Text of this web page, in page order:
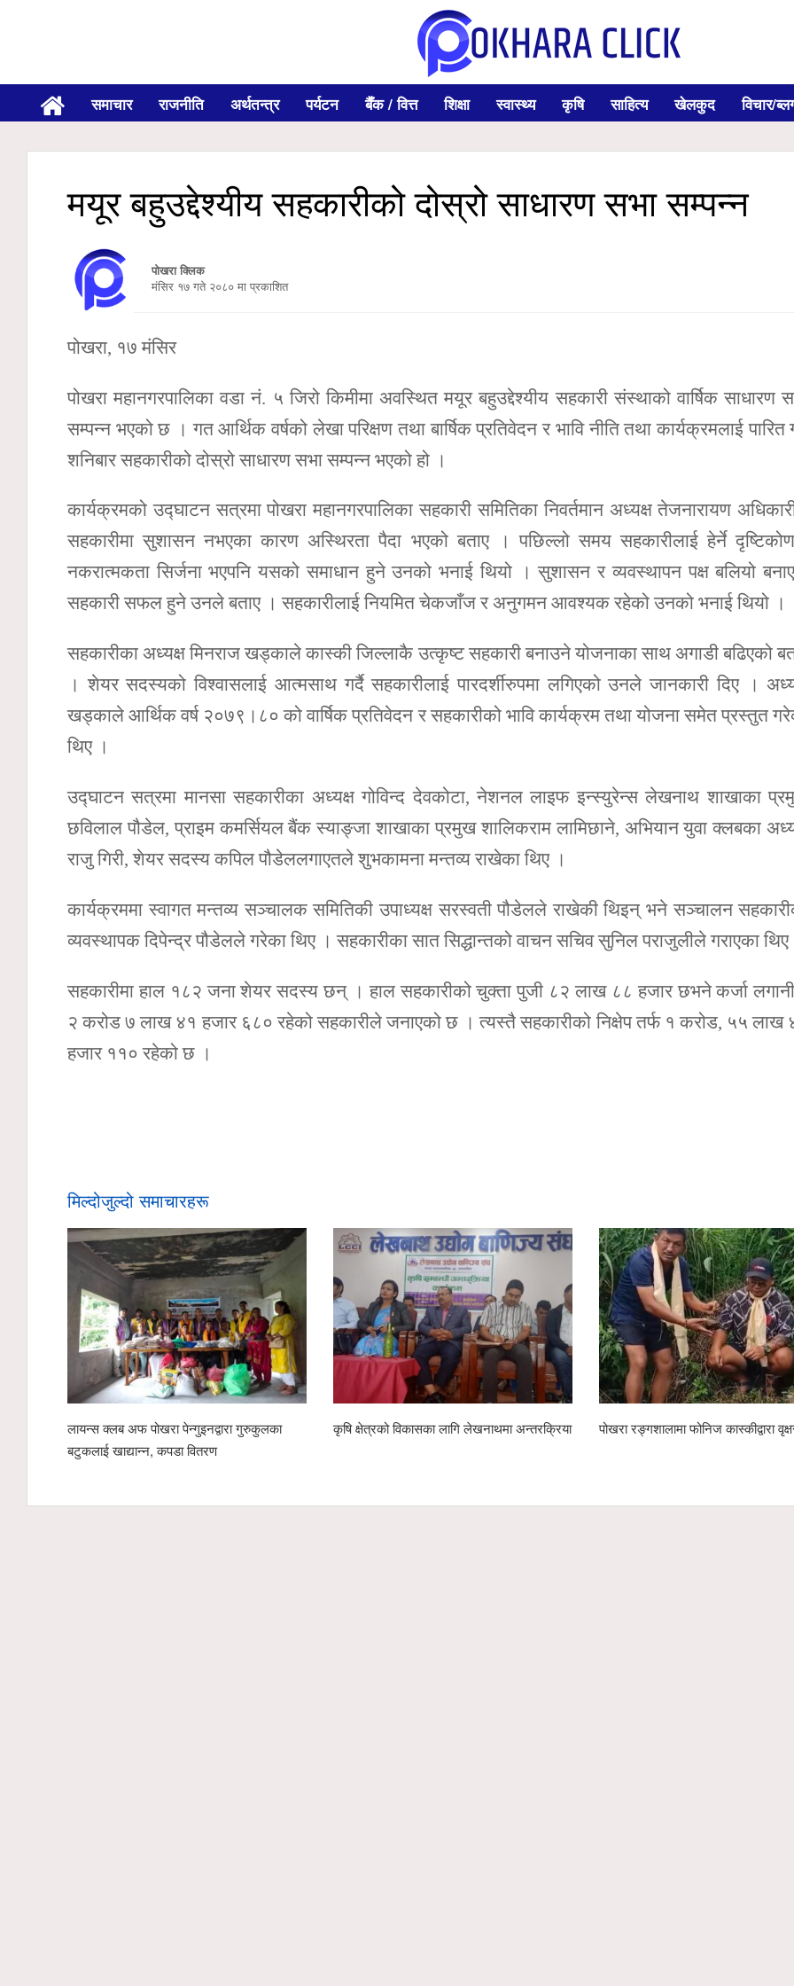
समाचार राजनीति अर्थतन्त्र पर्यटन बैँक / वित्त शिक्षा स्वास्थ्य कृषि साहित्य खेलकुद विचार/
मयूर बहुउद्देश्यीय सहकारीको दोस्रो साधारण सभा सम्पन्न
पोखरा क्लिक
मंसिर १७ गते २०८० मा प्रकाशित
पोखरा, १७ मंसिर
पोखरा महानगरपालिका वडा नं. ५ जिरो किमीमा अवस्थित मयूर बहुउद्देश्यीय सहकारी संस्थाको वार्षिक साधारण
सम्पन्न भएको छ । गत आर्थिक वर्षको लेखा परिक्षण तथा बार्षिक प्रतिवेदन र भावि नीति तथा कार्यक्रमलाई पारित
शनिबार सहकारीको दोस्रो साधारण सभा सम्पन्न भएको हो ।
कार्यक्रमको उद्घाटन सत्रमा पोखरा महानगरपालिका सहकारी समितिका निवर्तमान अध्यक्ष तेजनारायण
सहकारीमा सुशासन नभएका कारण अस्थिरता पैदा भएको बताए । पछिल्लो समय सहकारीलाई हेर्ने
नकरात्मकता सिर्जना भएपनि यसको समाधान हुने उनको भनाई थियो । सुशासन र व्यवस्थापन पक्ष बलियो
सहकारी सफल हुने उनले बताए । सहकारीलाई नियमित चेकजाँज र अनुगमन आवश्यक रहेको उनको भनाई थियो ।
सहकारीका अध्यक्ष मिनराज खड्काले कास्की जिल्लाकै उत्कृष्ट सहकारी बनाउने योजनाका साथ अगाडी बढिएको
। शेयर सदस्यको विश्वासलाई आत्मसाथ गर्दै सहकारीलाई पारदर्शीरुपमा लगिएको उनले जानकारी दिए ।
खड्काले आर्थिक वर्ष २०७९।८० को वार्षिक प्रतिवेदन र सहकारीको भावि कार्यक्रम तथा योजना समेत प्रस्तुत
थिए ।
उद्घाटन सत्रमा मानसा सहकारीका अध्यक्ष गोविन्द देवकोटा, नेशनल लाइफ इन्स्युरेन्स लेखनाथ शाखाका
छविलाल पौडेल, प्राइम कमर्सियल बैंक स्याङ्जा शाखाका प्रमुख शालिकराम लामिछाने, अभियान युवा क्लबका
राजु गिरी, शेयर सदस्य कपिल पौडेललगाएतले शुभकामना मन्तव्य राखेका थिए ।
कार्यक्रममा स्वागत मन्तव्य सञ्चालक समितिकी उपाध्यक्ष सरस्वती पौडेलले राखेकी थिइन् भने सञ्चालन
व्यवस्थापक दिपेन्द्र पौडेलले गरेका थिए । सहकारीका सात सिद्धान्तको वाचन सचिव सुनिल पराजुलीले गराएका
सहकारीमा हाल १८२ जना शेयर सदस्य छन् । हाल सहकारीको चुक्ता पुजी ८२ लाख ८८ हजार छभने कर्जा
२ करोड ७ लाख ४१ हजार ६८० रहेको सहकारीले जनाएको छ । त्यस्तै सहकारीको निक्षेप तर्फ १ करोड, ५५ लाख
हजार ११० रहेको छ ।
मिल्दोजुल्दो समाचारहरू
लायन्स क्लब अफ पोखरा पेन्गुइनद्वारा गुरुकुलका
बटुकलाई खाद्यान्न, कपडा वितरण
कृषि क्षेत्रको विकासका लागि लेखनाथमा अन्तरक्रिया पोखरा रङ्गशालामा फोनिज कास्कीद्वारा